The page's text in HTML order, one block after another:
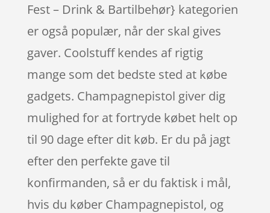
Fest – Drink & Bartilbehør} kategorien
er også populær, når der skal gives
gaver. Coolstuff kendes af rigtig
mange som det bedste sted at købe
gadgets. Champagnepistol giver dig
mulighed for at fortryde købet helt op
til 90 dage efter dit køb. Er du på jagt
efter den perfekte gave til
konfirmanden, så er du faktisk i mål,
hvis du køber Champagnepistol, og